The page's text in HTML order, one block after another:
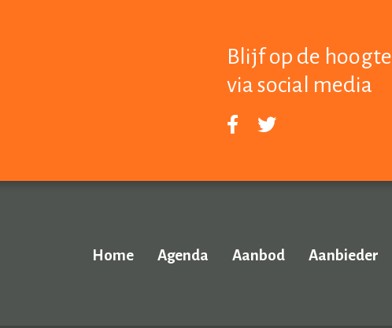
Blijf op de hoogte
via social media
Home Agenda Aanbod Aanbieder